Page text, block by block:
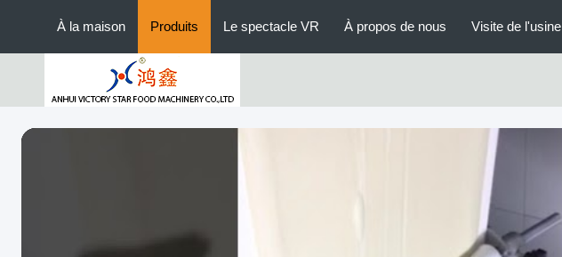
À la maison Produits Le spectacle VR À propos de nous Visite de l'usine